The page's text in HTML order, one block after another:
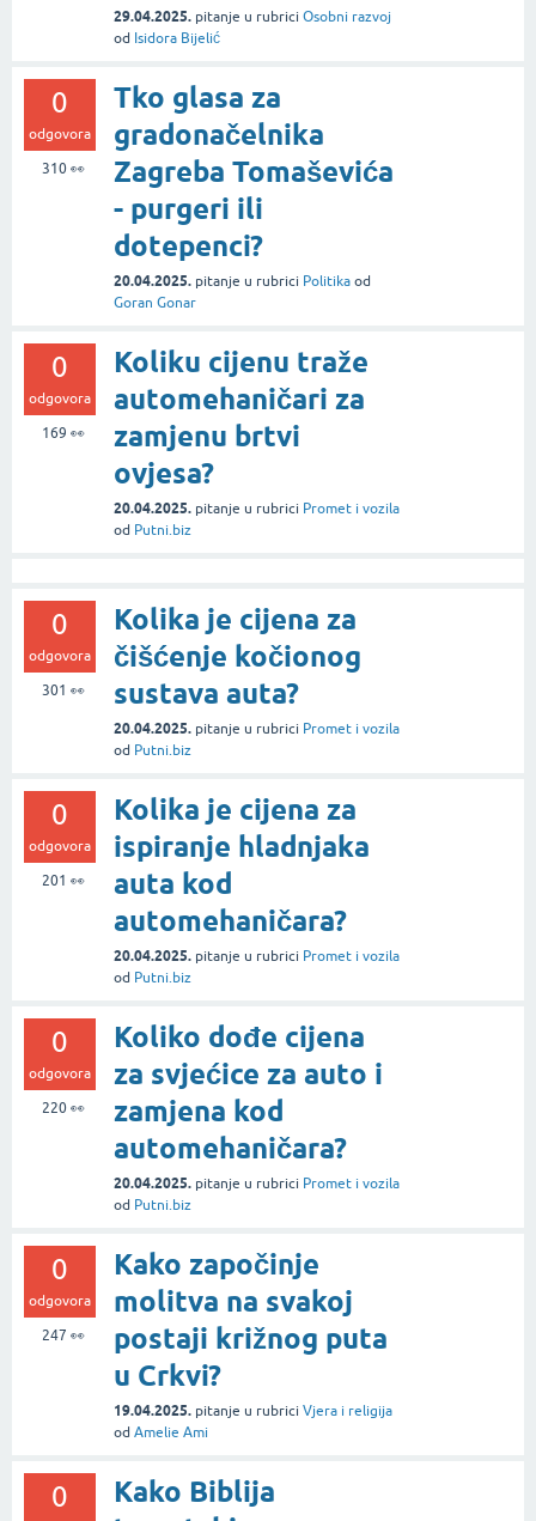
29.04.2025. pitanje u rubrici Osobni razvoj
od Isidora Bijelić
0
odgovora
310👀
Tko glasa za
gradonačelnika
Zagreba Tomaševića
- purgeri ili
dotepenci?
20.04.2025. pitanje u rubrici Politika od
Goran Gonar
0
odgovora
169 👀
Koliku cijenu traže
automehaničari za
zamjenu brtvi
ovjesa?
20.04.2025. pitanje u rubrici Promet i vozila
od Putni.biz
0
odgovora
301 👀
Kolika je cijena za
čišćenje kočionog
sustava auta?
20.04.2025. pitanje u rubrici Promet i vozila
od Putni.biz
0
odgovora
201 👀
Kolika je cijena za
ispiranje hladnjaka
auta kod
automehaničara?
20.04.2025. pitanje u rubrici Promet i vozila
od Putni.biz
0
odgovora
220👀
Koliko dođe cijena
za svjećice za auto i
zamjena kod
automehaničara?
20.04.2025. pitanje u rubrici Promet i vozila
od Putni.biz
0
odgovora
247 👀
Kako započinje
molitva na svakoj
postaji križnog puta
u Crkvi?
19.04.2025. pitanje u rubrici Vjera i religija
od Amelie Ami
0
Kako Biblija